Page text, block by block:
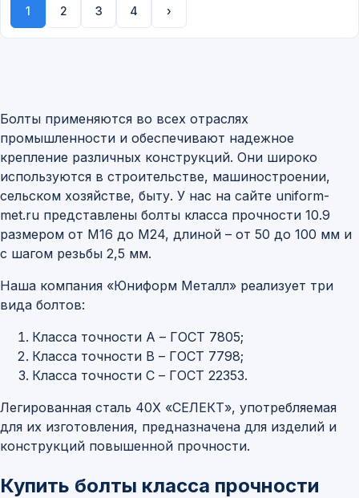
1 2 3 4 ›
Болты применяются во всех отраслях
промышленности и обеспечивают надежное
крепление различных конструкций. Они широко
используются в строительстве, машиностроении,
сельском хозяйстве, быту. У нас на сайте uniform-
met.ru представлены болты класса прочности 10.9
размером от М16 до М24, длиной – от 50 до 100 мм и
с шагом резьбы 2,5 мм.
Наша компания «Юниформ Металл» реализует три
вида болтов:
Класса точности А – ГОСТ 7805;
Класса точности В – ГОСТ 7798;
Класса точности С – ГОСТ 22353.
Легированная сталь 40Х «СЕЛЕКТ», употребляемая
для их изготовления, предназначена для изделий и
конструкций повышенной прочности.
Купить болты класса прочности